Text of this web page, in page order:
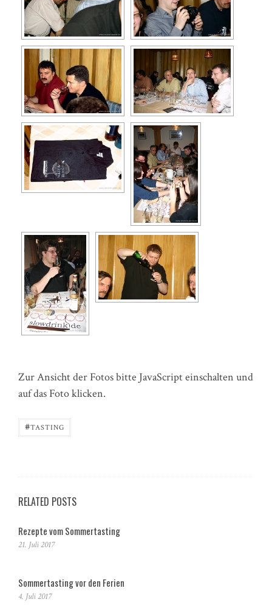
Zur Ansicht der Fotos bitte JavaScript einschalten und
auf das Foto klicken.
#TASTING
RELATED POSTS
Rezepte vom Sommertasting
21. Juli 2017
Sommertasting vor den Ferien
4. Juli 2017